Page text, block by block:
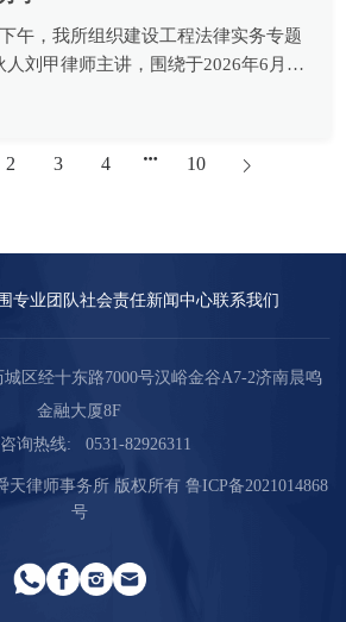
民法院关于审理建设工程施工合同纠
解释（二）》开展系统性专业解读，
2 3 4 10
专业团队社会责任新闻中心联系我们
区经十东路7000号汉峪金谷A7-2济南晨鸣
金融大厦8F
询热线:
0531-82926311
天律师事务所 版权所有 鲁ICP备2021014868
号